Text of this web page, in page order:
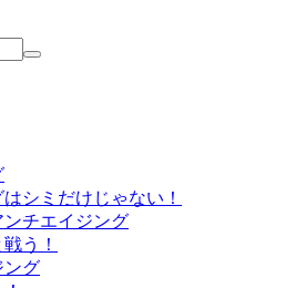
シミだけじゃない！
チエイジング
う！
ング